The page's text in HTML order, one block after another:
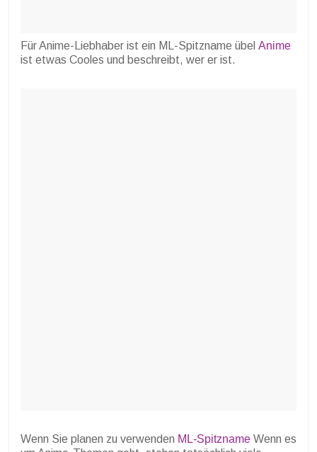
Für Anime-Liebhaber ist ein ML-Spitzname übel Anime
ist etwas Cooles und beschreibt, wer er ist.
Wenn Sie planen zu verwenden ML-Spitzname Wenn es